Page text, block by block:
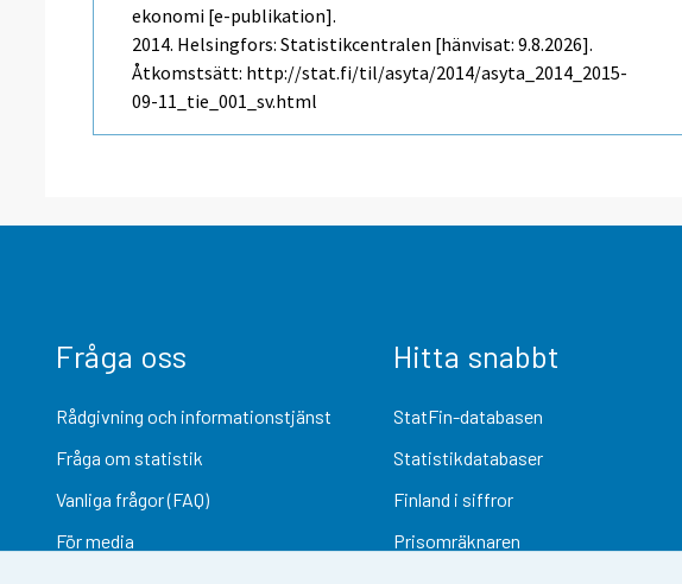
ekonomi [e-publikation].
2014. Helsingfors: Statistikcentralen [hänvisat: 9.8.2026].
Åtkomstsätt: http://stat.fi/til/asyta/2014/asyta_2014_2015-
09-11_tie_001_sv.html
Fråga oss
Rådgivning och informationstjänst
Fråga om statistik
Vanliga frågor (FAQ)
För media
Hitta snabbt
StatFin-databasen
Statistikdatabaser
Finland i siffror
Prisomräknaren